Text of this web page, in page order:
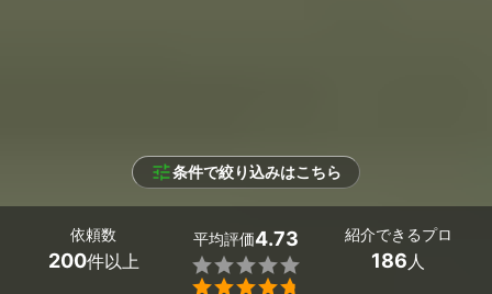
条件で絞り込みはこちら
依頼数
200件以上
平均評価4.73


紹介できるプロ
186人